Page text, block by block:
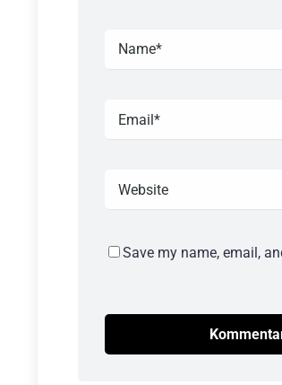
Save my name, email,